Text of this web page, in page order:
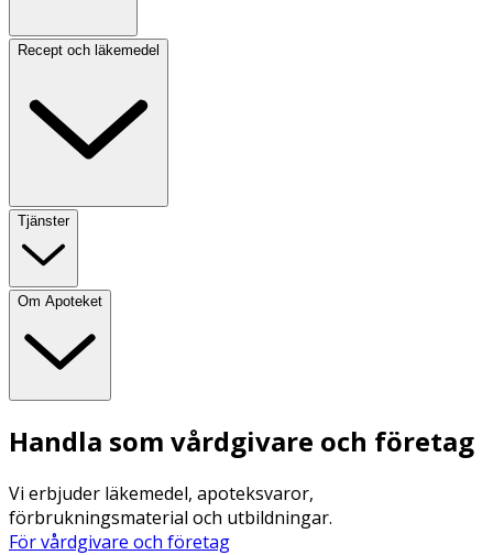
Recept och läkemedel
Tjänster
Om Apoteket
Handla som vårdgivare och företag
Vi erbjuder läkemedel, apoteksvaror,
förbrukningsmaterial och utbildningar.
För vårdgivare och företag